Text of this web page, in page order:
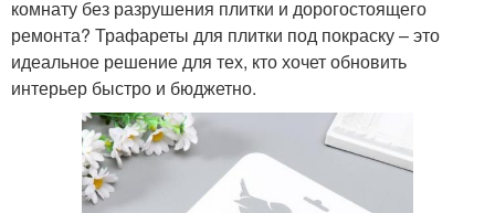
комнату без разрушения плитки и дорогостоящего
ремонта? Трафареты для плитки под покраску – это
идеальное решение для тех, кто хочет обновить
интерьер быстро и бюджетно.